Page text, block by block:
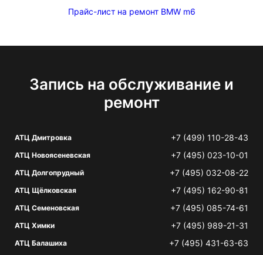
Прайс-лист на ремонт BMW m6
Запись на обслуживание и
ремонт
АТЦ Дмитровка +7 (499) 110-28-43
АТЦ Новоясеневская +7 (495) 023-10-01
АТЦ Долгопрудный +7 (495) 032-08-22
АТЦ Щёлковская +7 (495) 162-90-81
АТЦ Семеновская +7 (495) 085-74-61
АТЦ Химки +7 (495) 989-21-31
АТЦ Балашиха +7 (495) 431-63-63